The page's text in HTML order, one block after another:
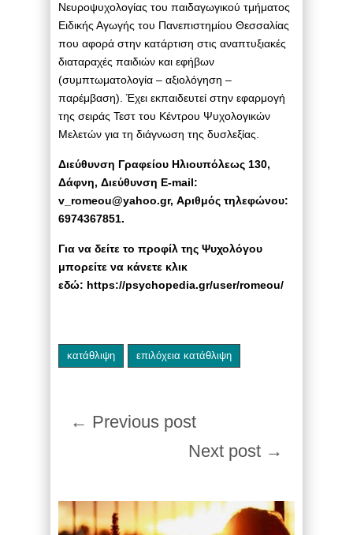
Νευροψυχολογίας του παιδαγωγικού τμήματος
Ειδικής Αγωγής του Πανεπιστημίου Θεσσαλίας
που αφορά στην κατάρτιση στις αναπτυξιακές
διαταραχές παιδιών και εφήβων
(συμπτωματολογία – αξιολόγηση –
παρέμβαση). Έχει εκπαιδευτεί στην εφαρμογή
της σειράς Τεστ του Κέντρου Ψυχολογικών
Μελετών για τη διάγνωση της δυσλεξίας.
Διεύθυνση Γραφείου Ηλιουπόλεως 130,
Δάφνη, Διεύθυνση E-mail:
v_romeou@yahoo.gr, Αριθμός τηλεφώνου:
6974367851.
Για να δείτε το προφίλ της Ψυχολόγου
μπορείτε να κάνετε κλικ
εδώ: https://psychopedia.gr/user/romeou/
κατάθλιψη επιλόχεια κατάθλιψη
← Previous post
Next post →